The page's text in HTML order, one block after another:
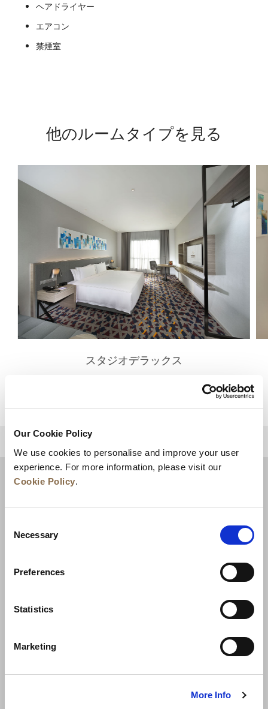
Our Cookie Policy
We use cookies to personalise and improve your user
experience. For more information, please visit our
Cookie Policy.
Selection
Necessary
Preferences
Statistics
Marketing
More Info
ヘアドライヤー
エアコン
禁煙室
他のルームタイプを見る
スタジオデラックス